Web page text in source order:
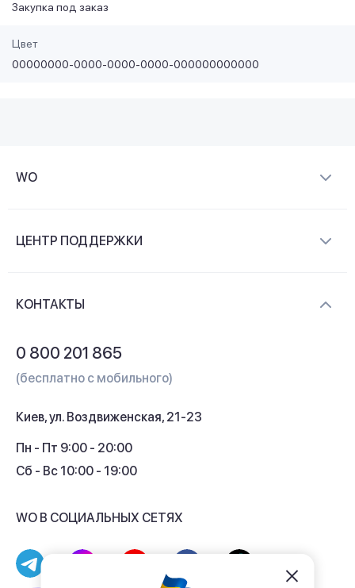
Закупка под заказ
Цвет
00000000-0000-0000-0000-000000000000
WO
Контакты
ЦЕНТР ПОДДЕРЖКИ
Кэшбек
КОНТАКТЫ
0 800 201 865
(бесплатно с мобильного)
Киев, ул. Воздвиженская, 21-23
Пн - Пт 9:00 - 20:00
Сб - Вс 10:00 - 19:00
WO В СОЦИАЛЬНЫХ СЕТЯХ